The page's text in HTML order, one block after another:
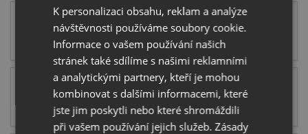
Tectonitové dřezy pod desku s baterií
Keramické dřezy pod desku s baterií
K personalizaci obsahu, reklam a analýze
návštěvnosti používáme soubory cookie.
Informace o vašem používání našich
stránek také sdílíme s našimi reklamními
a analytickými partnery, kteří je mohou
kombinovat s dalšími informacemi, které
jste jim poskytli nebo které shromáždili
při vašem používání jejich služeb.Zásady